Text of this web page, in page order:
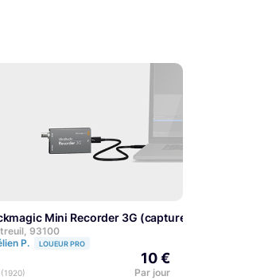
Mini Recorder 3G (capture vidéo)
93100
P.
LOUEUR PRO
(1920)
10 €
Par jour